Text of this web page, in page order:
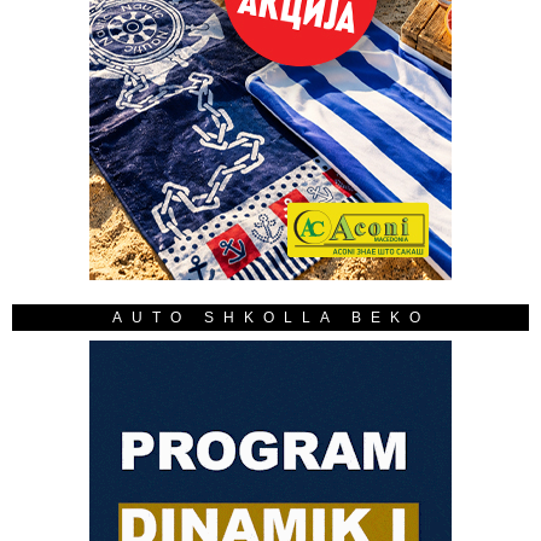
AUTO SHKOLLA BEKO